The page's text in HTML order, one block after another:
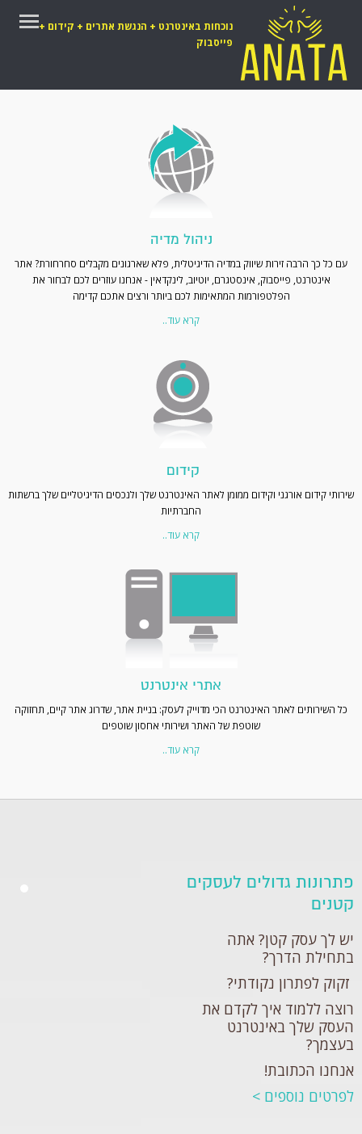
נוכחות באינטרנט + הנגשת אתרים + קידום +
פייסבוק
דף הבית
אודות
ניהול מדיה
עם כל כך הרבה זירות שיווק במדיה הדיגיטלית, פלא שארגונים מקבלים סחרחורת? אתר
אינטרנט, פייסבוק, אינסטגרם, יוטיוב, לינקדאין - אנחנו עוזרים לכם לבחור את
הפלטפורמות המתאימות לכם ביותר ורצים אתכם קדימה
קרא עוד..
קידום
שירותי קידום אורגני וקידום ממומן לאתר האינטרנט שלך ולנכסים הדיגיטליים שלך ברשתות
החברתיות
קרא עוד..
אתרי אינטרנט
כל השירותים לאתר האינטרנט הכי מדוייק לעסק: בניית אתר, שדרוג אתר קיים, תחזוקה
שוטפת של האתר ושירותי אחסון שוטפים
קרא עוד..
פתרונות גדולים לעסקים
קטנים
יש לך עסק קטן? אתה
בתחילת הדרך?
זקוק לפתרון נקודתי?
רוצה ללמוד איך לקדם את
העסק שלך באינטרנט
בעצמך?
אנחנו הכתובת!
לפרטים נוספים >